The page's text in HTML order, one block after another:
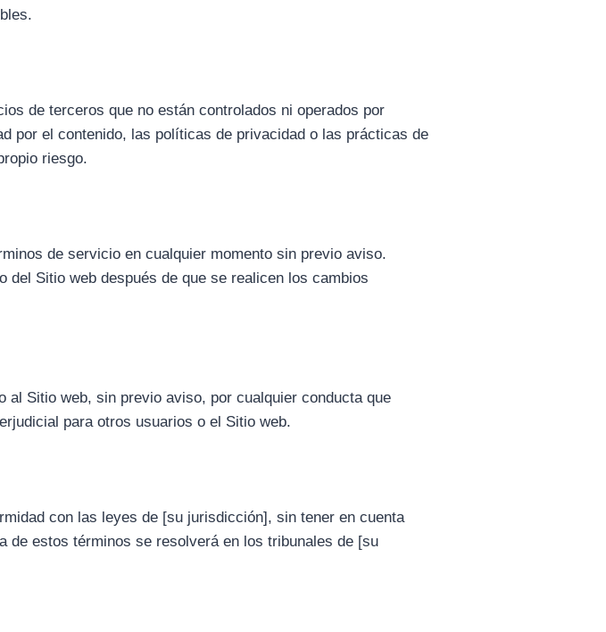
de terceros que no están controlados ni operados por
por el contenido, las políticas de privacidad o las prácticas de
riesgo.
de servicio en cualquier momento sin previo aviso.
del Sitio web después de que se realicen los cambios
Sitio web, sin previo aviso, por cualquier conducta que
para otros usuarios o el Sitio web.
con las leyes de [su jurisdicción], sin tener en cuenta
de estos términos se resolverá en los tribunales de [su